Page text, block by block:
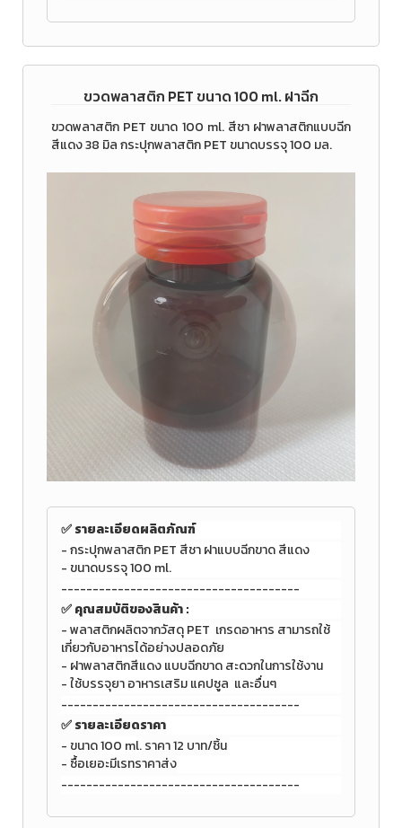
ขวดพลาสติก PET ขนาด 100 ml. ฝาฉีก
ขวดพลาสติก PET ขนาด 100 ml. สีชา ฝาพลาสติกแบบฉีก
สีแดง 38 มิล กระปุกพลาสติก PET ขนาดบรรจุ 100 มล.
✅ รายละเอียดผลิตภัณฑ์
-กระปุกพลาสติก PET สีชา ฝาแบบฉีกขาด สีแดง
- ขนาดบรรจุ 100 ml.
--------------------------------------
✅คุณสมบัติของสินค้า :
-พลาสติกผลิตจากวัสดุ PET เกรดอาหาร สามารถใช้
เกี่ยวกับอาหารได้อย่างปลอดภัย
- ฝาพลาสติกสีแดง แบบฉีกขาด สะดวกในการใช้งาน
-ใช้บรรจุยา อาหารเสริม แคปซูล และอื่นๆ
--------------------------------------
✅ รายละเอียดราคา
- ขนาด100 ml.ราคา 12 บาท/ชิ้น
- ซื้อเยอะมีเรทราคาส่ง
--------------------------------------